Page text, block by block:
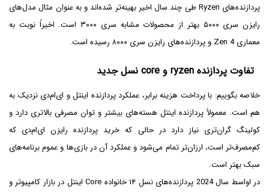
پردازنده‌های Ryzen طی چند سال اخیر بهینه‌تر شده‌اند و به عنوان مثال مدل‌های
رایزن سری ۵۰۰۰ بهتر از محصولات مشابه سری ۳۰۰۰ است. اخیراً نوبت به
معماری Zen 4 و پردازنده‌های رایزن سری ۸۰۰۰ رسیده است.
تفاوت پردازنده ryzen و core نسل جدید
خلاصه بگوییم: با پرداخت هزینه برابر، عملکرد پردازنده اینتل و ای‌ام‌دی نزدیک به
هم است. معمولاً پردازنده اینتل هسته‌های بیشتر و توان مصرفی بالاتری دارد و
کولینگ گران‌تری نیاز دارد در حالی که خرید پردازنده رایزن ای‌ام‌دی که
کم‌مصرف‌تر است، ارزان‌تر تمام می‌شود و عملکرد آن در بازی‌ها و عموم برنامه‌های
سبک بهتر است.
در اواسط سال 2024 پردازنده‌های نسل ۱۴ خانواده Core اینتل در بازار کامپیوتر و